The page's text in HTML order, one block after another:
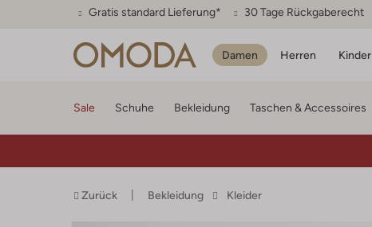
Gratis standard Lieferung* 30 Tage Rückgaberecht
Damen Herren Kinder
Sale Schuhe Bekleidung Taschen & Accessoires
Zurück Bekleidung Kleider